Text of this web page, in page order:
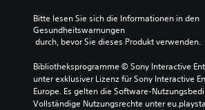
Bitte lesen Sie sich die Informationen in den
Gesundheitswarnungen
durch, bevor Sie dieses Produkt verwenden.
Bibliotheksprogramme © Sony Interactive
unter exklusiver Lizenz für Sony Interactive
Europe. Es gelten die Software-
Vollständige Nutzungsrechte unter